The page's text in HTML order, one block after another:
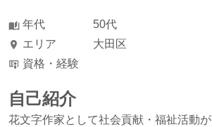
年代
50代
エリア
大田区
資格・経験
自己紹介
花文字作家として社会貢献・福祉活動が